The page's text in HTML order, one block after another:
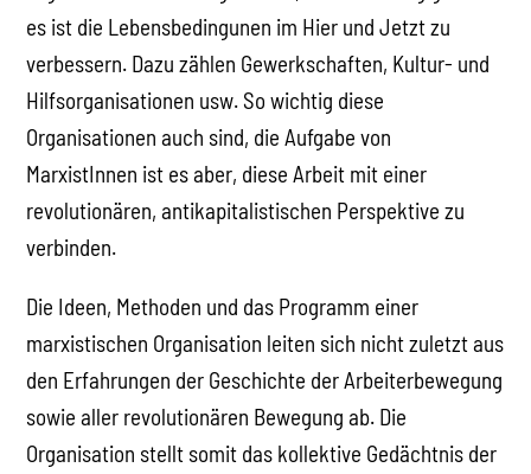
es ist die Lebensbedingunen im Hier und Jetzt zu
verbessern. Dazu zählen Gewerkschaften, Kultur- und
Hilfsorganisationen usw. So wichtig diese
Organisationen auch sind, die Aufgabe von
MarxistInnen ist es aber, diese Arbeit mit einer
revolutionären, antikapitalistischen Perspektive zu
verbinden.
Die Ideen, Methoden und das Programm einer
marxistischen Organisation leiten sich nicht zuletzt aus
den Erfahrungen der Geschichte der Arbeiterbewegung
sowie aller revolutionären Bewegung ab. Die
Organisation stellt somit das kollektive Gedächtnis der